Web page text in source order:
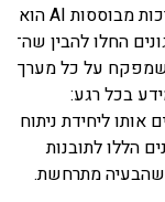
המעבר מפתרונות חשמליים סטנדרטיים למערכות מבוססות AI הוא
החלו להבין שה־
שמפקח על כל מערך
בכל רגע:
ליחידת ניתוח
הללו לתובנות
שהבעיה מתרחשת.